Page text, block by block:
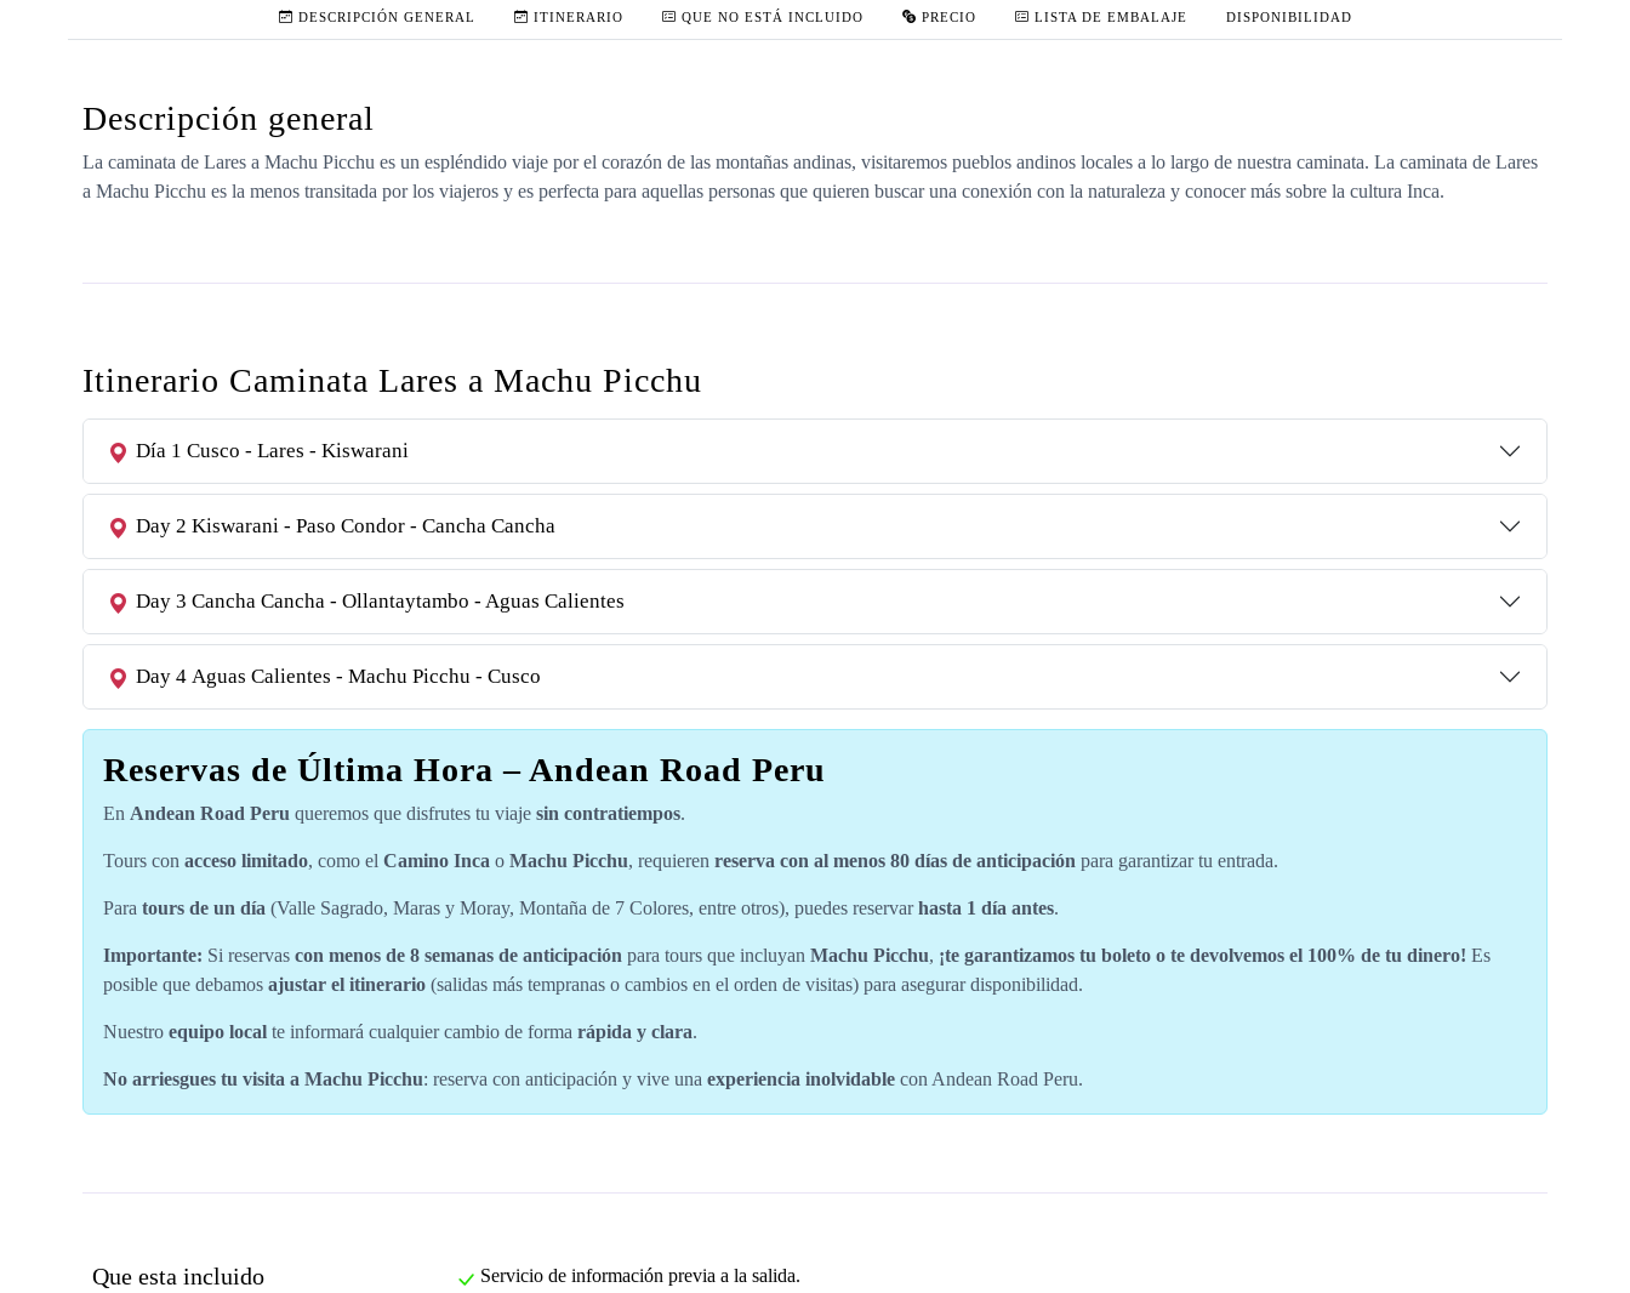
DESCRIPCIÓN GENERAL ITINERARIO QUE NO ESTÁ INCLUIDO PRECIO LISTA DE EMBALAJE DISPONIBILIDAD
Descripción general
La caminata de Lares a Machu Picchu es un espléndido viaje por el corazón de las montañas andinas, visitaremos pueblos andinos locales a lo largo de nuestra caminata. La caminata de Lares
a Machu Picchu es la menos transitada por los viajeros y es perfecta para aquellas personas que quieren buscar una conexión con la naturaleza y conocer más sobre la cultura Inca.
Itinerario Caminata Lares a Machu Picchu
Día 1 Cusco - Lares - Kiswarani
Day 2 Kiswarani - Paso Condor - Cancha Cancha
Day 3 Cancha Cancha - Ollantaytambo - Aguas Calientes
Day 4 Aguas Calientes - Machu Picchu - Cusco
Reservas de Última Hora – Andean Road Peru
En Andean Road Peru queremos que disfrutes tu viaje sin contratiempos.
Tours con acceso limitado, como el Camino Inca o Machu Picchu, requieren reserva con al menos 80 días de anticipación para garantizar tu entrada.
Para tours de un día (Valle Sagrado, Maras y Moray, Montaña de 7 Colores, entre otros), puedes reservarhasta 1 día antes.
Importante: Si reservas con menos de 8 semanas de anticipación para tours que incluyan Machu Picchu, ¡te garantizamos tu boleto o te devolvemos el 100% de tu dinero! Es
posible que debamos ajustar el itinerario (salidas más tempranas o cambios en el orden de visitas) para asegurar disponibilidad.
Nuestro equipo local te informará cualquier cambio de forma rápida y clara.
No arriesgues tu visita a Machu Picchu: reserva con anticipación y vive una experiencia inolvidable con Andean Road Peru.
Que esta incluido
Servicio de información previa a la salida.